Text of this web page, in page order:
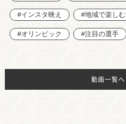
#インスタ映え #地域で楽しむ
#オリンピック #注目の選手
動画一覧へ